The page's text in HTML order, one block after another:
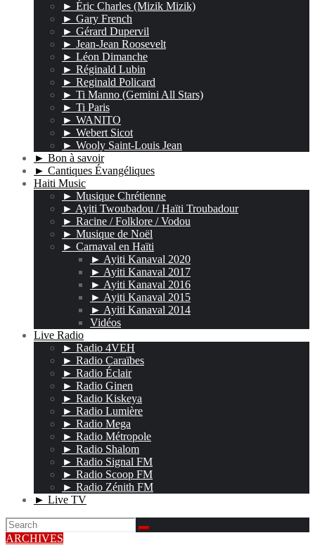
► Éric Charles (Mizik Mizik)
► Gary French
► Gérard Dupervil
► Jean-Jean Roosevelt
► Léon Dimanche
► Réginald Lubin
► Reginald Policard
► Ti Manno (Gemini All Stars)
► Ti Paris
► WANITO
► Webert Sicot
► Wooly Saint-Louis Jean
► Bon à savoir
► Cantiques Évangéliques
Haiti Music
► Musique Chrétienne
► Ayiti Twoubadou / Haïti Troubadour
► Racine / Folklore / Vodou
► Musique de Noël
► Carnaval en Haïti
► Ayiti Kanaval 2020
► Ayiti Kanaval 2017
► Ayiti Kanaval 2016
► Ayiti Kanaval 2015
► Ayiti Kanaval 2014
Vidéos
Live Radio
► Radio 4VEH
► Radio Caraïbes
► Radio Éclair
► Radio Ginen
► Radio Kiskeya
► Radio Lumière
► Radio Mega
► Radio Métropole
► Radio Shalom
► Radio Signal FM
► Radio Scoop FM
► Radio Zénith FM
► Live TV
ARCHIVES